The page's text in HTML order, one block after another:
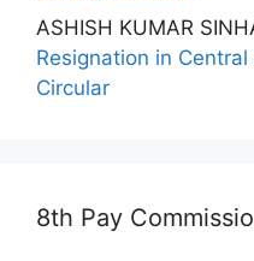
ASHISH KUMAR
Resignation in
Circular
8th Pay